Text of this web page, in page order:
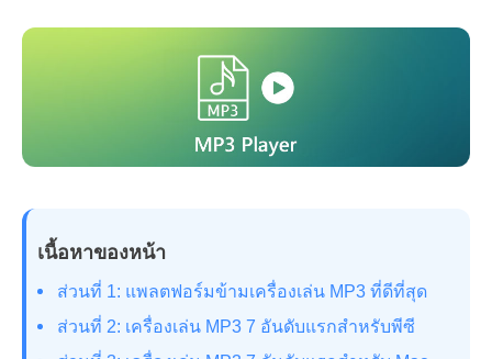
เนื้อหาของหน้า
ส่วนที่ 1: แพลตฟอร์มข้ามเครื่องเล่น MP3 ที่ดีที่สุด
ส่วนที่ 2: เครื่องเล่น MP3 7 อันดับแรกสำหรับพีซี